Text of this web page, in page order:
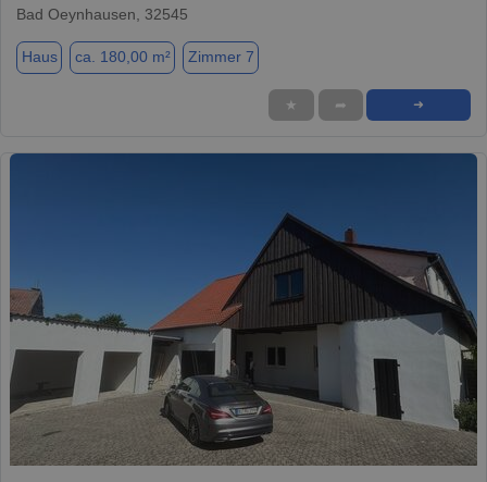
Bad Oeynhausen, 32545
Haus ca. 180,00 m² Zimmer 7
★ ➦ ➜
1 / 5